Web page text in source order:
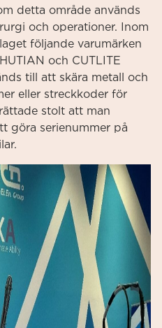
detta område används
och operationer. Inom
följande varumärken
och CUTLITE
till att skära metall och
eller streckkoder för
stolt att man
göra serienummer på